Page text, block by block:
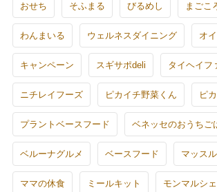
おせち そふまる びるめし まごこ
わんまいる ウェルネスダイニング オ
キャンペーン スギサポdeli タイヘイフ
ニチレイフーズ ピカイチ野菜くん ピ
プラントベースフード ベネッセのおうちご
ベルーナグルメ ベースフード マッス
ママの休食 ミールキット モンマルシェ